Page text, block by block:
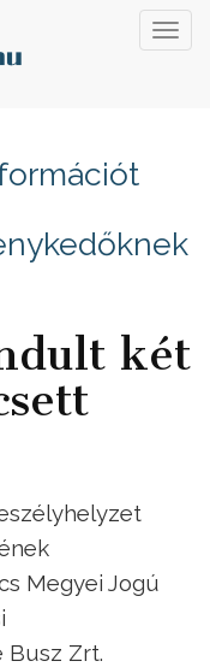
két
Megyei Jogú
Busz Zrt.